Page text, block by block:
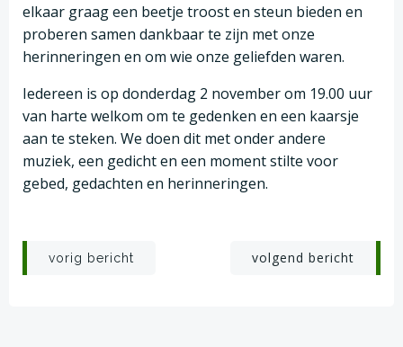
elkaar graag een beetje troost en steun bieden en
proberen samen dankbaar te zijn met onze
herinneringen en om wie onze geliefden waren.
Iedereen is op donderdag 2 november om 19.00 uur
van harte welkom om te gedenken en een kaarsje
aan te steken. We doen dit met onder andere
muziek, een gedicht en een moment stilte voor
gebed, gedachten en herinneringen.
Post
vorig bericht
Postvolgend bericht